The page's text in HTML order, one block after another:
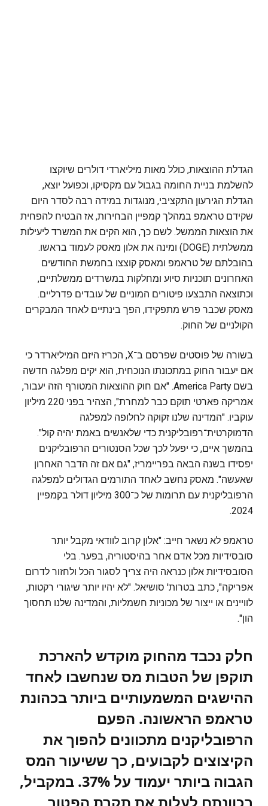
הגדלת ההוצאות, כולל מאות מיליארדי דולרים שיוקצו
להשלמת בניית החומה בגבול עם מקסיקו, וכפועל יוצא,
הגדלת הגירעון התקציבי, מנוגדות במידה רבה לסדר היום
שקידם טראמפ במהלך קמפיין הבחירות, אז הבטיח להפחית
את הוצאות הממשל. לשם כך, הוא הקים את המשרד ליעילות
ממשלתית (DOGE) ומינה את אלון מאסק לעמוד בראשו.
בהובלתם של טראמפ ומאסק קוצצו בחמשת החודשים
האחרונים תוכניות סיוע ומחלקות במשרדים ממשלתיים,
וכתוצאה התבצעו פיטורים המוניים של עובדים פדרליים.
מאסק שכבר פרש מתפקידו, הפך בינתיים לאחד המבקרים
הקולניים של החוק.
בשורה של פוסטים שפרסם ב־X, הכריז היזם המיליארדר כי
אם יעבור החוק במתכונתו הנוכחית, הוא יקים מפלגה חדשה
בשם America Party. "אם חוק ההוצאות המטורף הזה יעבור,
אמריקה פארטי תוקם כבר למחרת", הצהיר בפני 220 מיליון
עוקביו. "המדינה שלנו זקוקה לחלופה למפלגה
הדמוקרטית־רפובליקנית כדי שלאנשים באמת יהיה קול".
בהמשך איים, כי יפעל לכך שכל הסנטורים הרפובליקנים
יפסידו בשנה הבאה בפריימריז, "גם אם זה הדבר האחרון
שאעשה". מאסק נחשב לאחד התורמים הגדולים למפלגה
הרפובליקנית עם תרומות של כ־300 מיליון דולר בקמפיין
2024.
טראמפ לא נשאר חייב: "אלון קרוב לוודאי מקבל יותר
סובסידיות מכל אדם אחר בהיסטוריה, בפער. בלי
הסובסידיות אלון כנראה היה צריך לסגור הכל ולחזור לדרום
אפריקה", כתב בטרות' סושיאל. "לא יהיו יותר שיגורי רקטות,
לוויינים או ייצור של מכוניות חשמליות, והמדינה שלנו תחסוך
הון".
חלק נכבד מהחוק מוקדש להארכת
תוקפן של הטבות מס שנחשבו לאחד
ההישגים המשמעותיים ביותר בכהונת
טראמפ הראשונה. הפעם
הרפובליקנים מתכוונים להפוך את
הקיצוצים לקבועים, כך ששיעור המס
הגבוה ביותר יעמוד על 37%. במקביל,